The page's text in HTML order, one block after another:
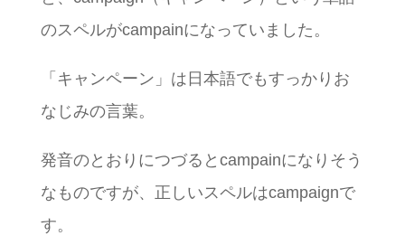
のスペルがcampainになっていました。
「キャンペーン」は日本語でもすっかりお
なじみの言葉。
発音のとおりにつづるとcampainになりそう
なものですが、正しいスペルはcampaignで
す。